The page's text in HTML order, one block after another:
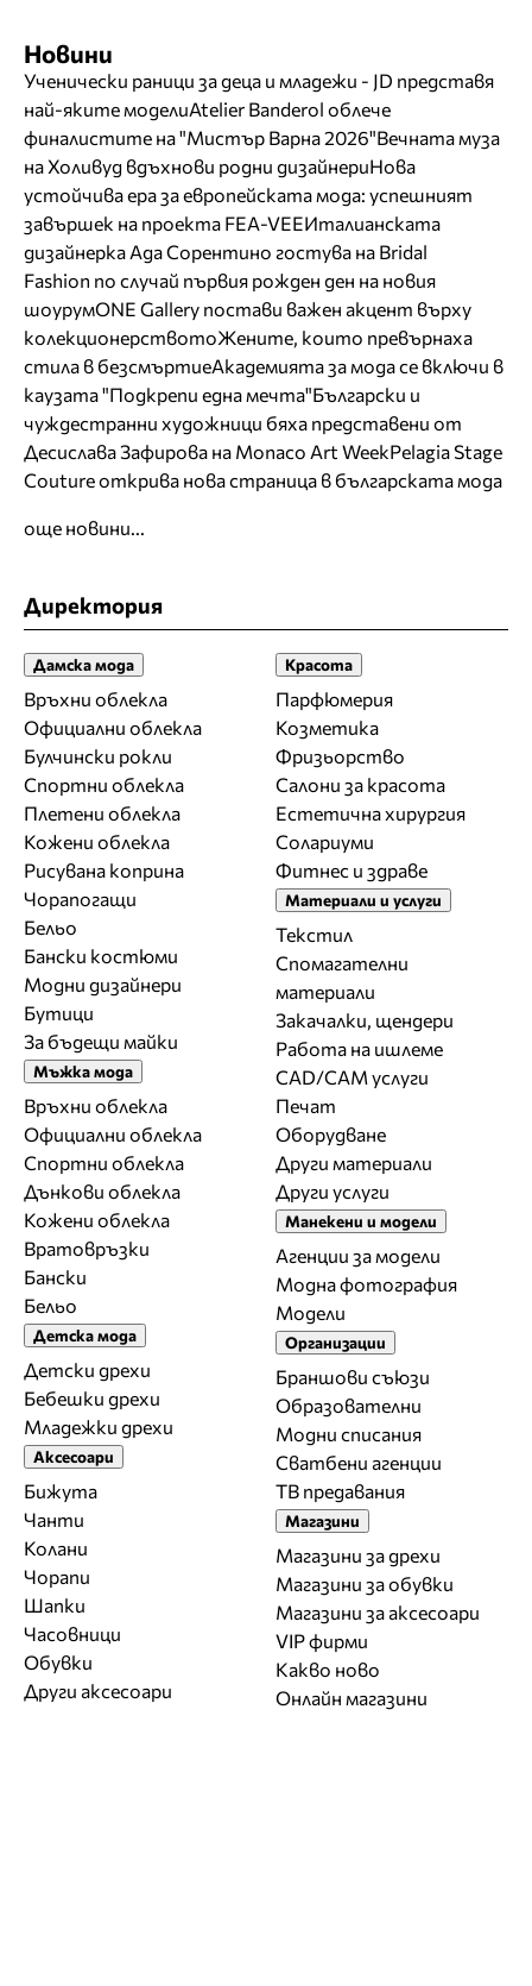
Новини
Ученически раници за деца и младежи - JD представя
най-яките моделиAtelier Banderol облече
финалистите на "Мистър Варна 2026"Вечната муза
на Холивуд вдъхнови родни дизайнериНова
устойчива ера за европейската мода: успешният
завършек на проекта FEA-VEEИталианската
дизайнерка Ада Сорентино гостува на Bridal
Fashion по случай първия рожден ден на новия
шоурумONE Gallery постави важен акцент върху
колекционерствотоЖените, които превърнаха
стила в безсмъртиеАкадемията за мода се включи в
каузата "Подкрепи една мечта"Български и
чуждестранни художници бяха представени от
Десислава Зафирова на Monaco Art WeekPelagia Stage
Couture открива нова страница в българската мода
още новини...
Директория
Дамска мода
Връхни облекла
Официални облекла
Булчински рокли
Спортни облекла
Плетени облекла
Кожени облекла
Рисувана коприна
Чорапогащи
Бельо
Бански костюми
Модни дизайнери
Бутици
За бъдещи майки
Мъжка мода
Връхни облекла
Официални облекла
Спортни облекла
Дънкови облекла
Кожени облекла
Вратовръзки
Бански
Бельо
Детска мода
Детски дрехи
Бебешки дрехи
Младежки дрехи
Аксесоари
Бижута
Чанти
Колани
Чорапи
Шапки
Часовници
Обувки
Други аксесоари
Красота
Парфюмерия
Козметика
Фризьорство
Салони за красота
Естетична хирургия
Солариуми
Фитнес и здраве
Материали и услуги
Текстил
Спомагателни
материали
Закачалки, щендери
Работа на ишлеме
CAD/CAM услуги
Печат
Оборудване
Други материали
Други услуги
Манекени и модели
Агенции за модели
Модна фотография
Модели
Организации
Браншови съюзи
Образователни
Модни списания
Сватбени агенции
ТВ предавания
Магазини
Магазини за дрехи
Магазини за обувки
Магазини за aксесоари
VIP фирми
Какво ново
Онлайн магазини